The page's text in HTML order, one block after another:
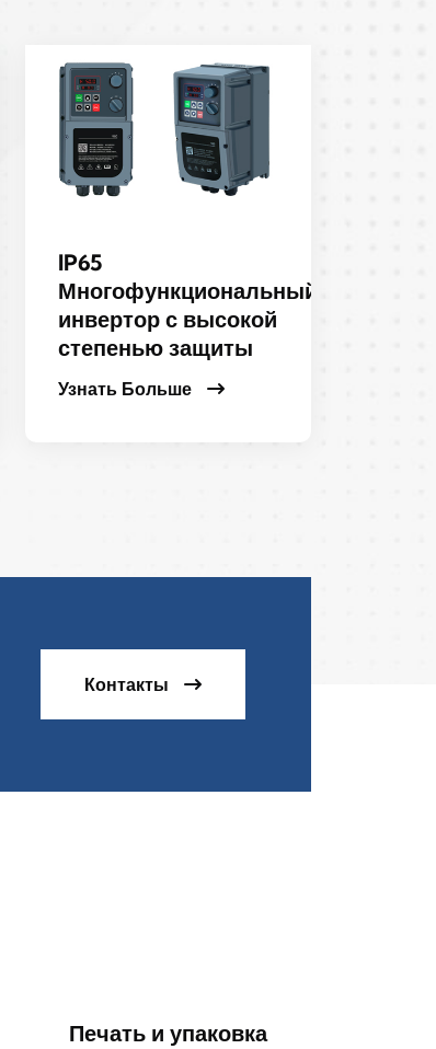
IP65
Многофункциональный
инвертор с высокой
степенью защиты
Узнать Больше
Контакты
Печать и упаковка